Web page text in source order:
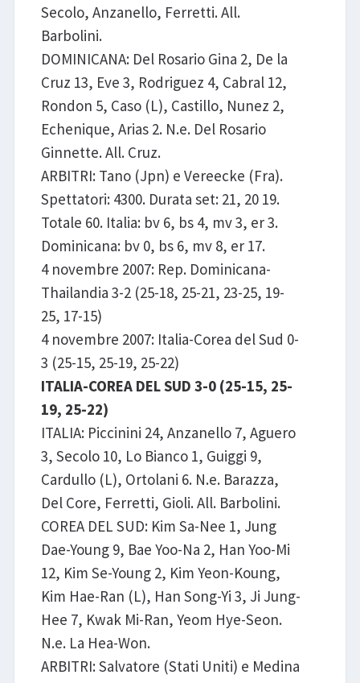
Secolo, Anzanello, Ferretti. All.
Barbolini.
DOMINICANA: Del Rosario Gina 2, De la
Cruz 13, Eve 3, Rodriguez 4, Cabral 12,
Rondon 5, Caso (L), Castillo, Nunez 2,
Echenique, Arias 2. N.e. Del Rosario
Ginnette. All. Cruz.
ARBITRI: Tano (Jpn) e Vereecke (Fra).
Spettatori: 4300. Durata set: 21, 20 19.
Totale 60. Italia: bv 6, bs 4, mv 3, er 3.
Dominicana: bv 0, bs 6, mv 8, er 17.
4 novembre 2007: Rep. Dominicana-
Thailandia 3-2 (25-18, 25-21, 23-25, 19-
25, 17-15)
4 novembre 2007: Italia-Corea del Sud 0-
3 (25-15, 25-19, 25-22)
ITALIA-COREA DEL SUD 3-0 (25-15, 25-
19, 25-22)
ITALIA: Piccinini 24, Anzanello 7, Aguero
3, Secolo 10, Lo Bianco 1, Guiggi 9,
Cardullo (L), Ortolani 6. N.e. Barazza,
Del Core, Ferretti, Gioli. All. Barbolini.
COREA DEL SUD: Kim Sa-Nee 1, Jung
Dae-Young 9, Bae Yoo-Na 2, Han Yoo-Mi
12, Kim Se-Young 2, Kim Yeon-Koung,
Kim Hae-Ran (L), Han Song-Yi 3, Ji Jung-
Hee 7, Kwak Mi-Ran, Yeom Hye-Seon.
N.e. La Hea-Won.
ARBITRI: Salvatore (Stati Uniti) e Medina